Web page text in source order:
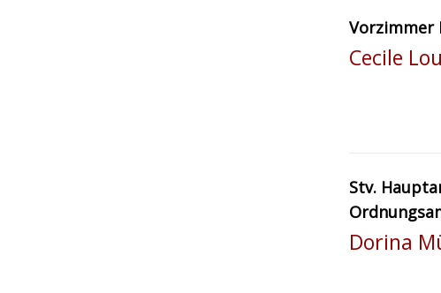
Vorzimmer
Cecile
Stv.
Dorina